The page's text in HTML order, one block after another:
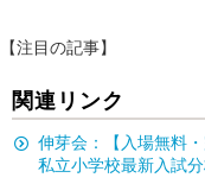
【注目の記事】
関連リンク
伸芽会：【入場無料
私立小学校最新入試